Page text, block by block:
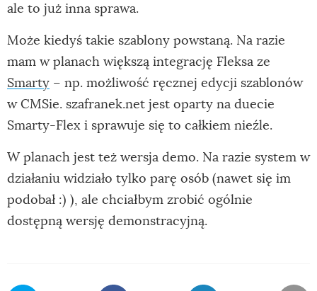
ale to już inna sprawa.
Może kiedyś takie szablony powstaną. Na razie
mam w planach większą integrację Fleksa ze
Smarty – np. możliwość ręcznej edycji szablonów
w CMSie. szafranek.net jest oparty na duecie
Smarty-Flex i sprawuje się to całkiem nieźle.
W planach jest też wersja demo. Na razie system w
działaniu widziało tylko parę osób (nawet się im
podobał :) ), ale chciałbym zrobić ogólnie
dostępną wersję demonstracyjną.